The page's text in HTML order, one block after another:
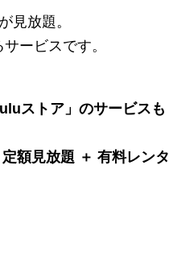
見放題。
ービスです。
ストア」のサービスも
額見放題 ＋ 有料レンタ